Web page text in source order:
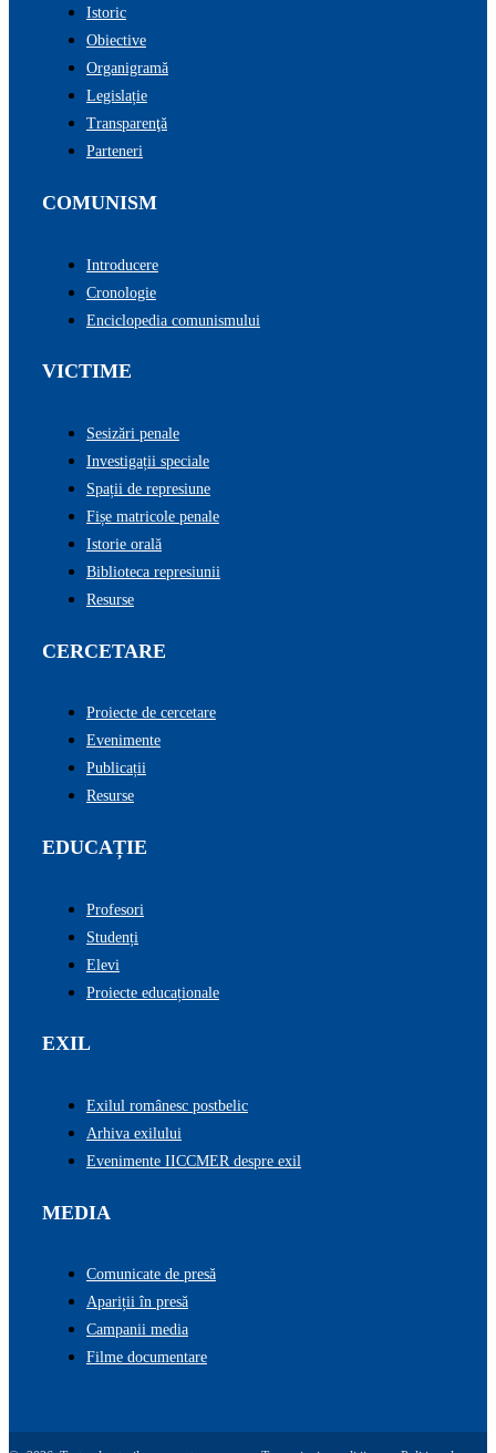
Istoric
Obiective
Organigramă
Legislație
Transparenţă
Parteneri
COMUNISM
Introducere
Cronologie
Enciclopedia comunismului
VICTIME
Sesizări penale
Investigații speciale
Spații de represiune
Fișe matricole penale
Istorie orală
Biblioteca represiunii
Resurse
CERCETARE
Proiecte de cercetare
Evenimente
Publicații
Resurse
EDUCAȚIE
Profesori
Studenți
Elevi
Proiecte educaționale
EXIL
Exilul românesc postbelic
Arhiva exilului
Evenimente IICCMER despre exil
MEDIA
Comunicate de presă
Apariții în presă
Campanii media
Filme documentare